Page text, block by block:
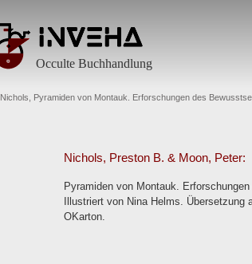
Occulte Buchhandlung
Nichols, Pyramiden von Montauk. Erforschungen des
Nichols, Preston B. & Moon, Peter:
Pyramiden von Montauk.
Illustriert von Nina Helms.
OKarton.